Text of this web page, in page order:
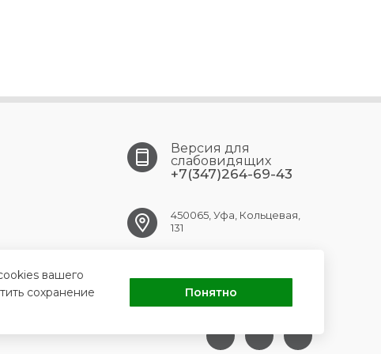
Версия для
слабовидящих
+7(347)264-69-43
450065, Уфа, Кольцевая,
131
вашего
сохранение
Понятно